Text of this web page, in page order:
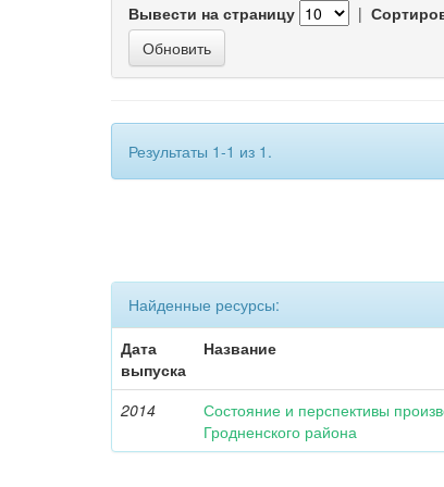
Вывести на страницу |
Результаты 1-1 из 1.
Найденные ресурсы:
Дата
выпуска
Название
2014
Состояние и перспективы
Гродненского района